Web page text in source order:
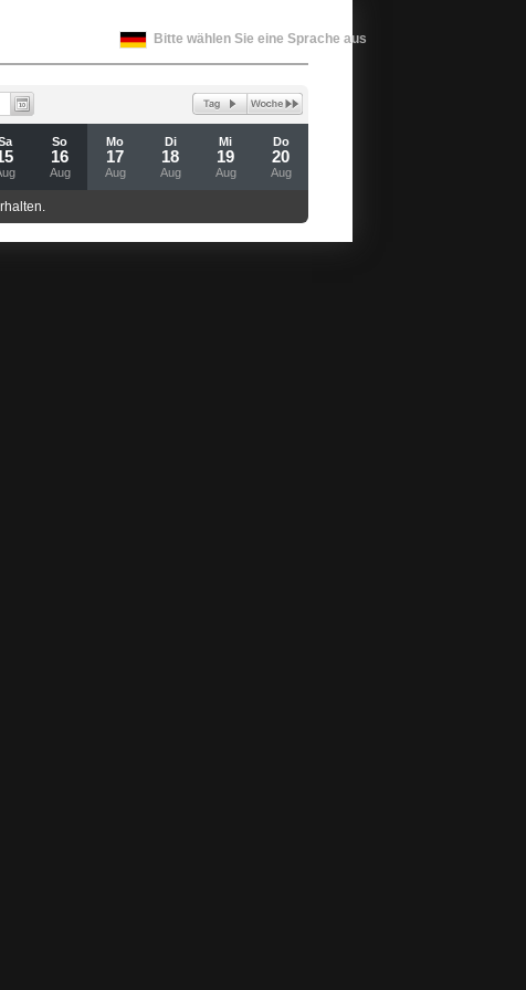
Bitte wählen Sie eine Sprache aus
So
16
Aug
Mo
17
Aug
Di
18
Aug
Mi
19
Aug
Do
20
Aug